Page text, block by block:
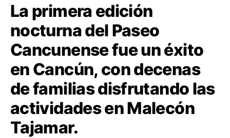
La primera edición
nocturna del Paseo
Cancunense fue un éxito
en Cancún, con decenas
de familias disfrutando las
actividades en Malecón
Tajamar.